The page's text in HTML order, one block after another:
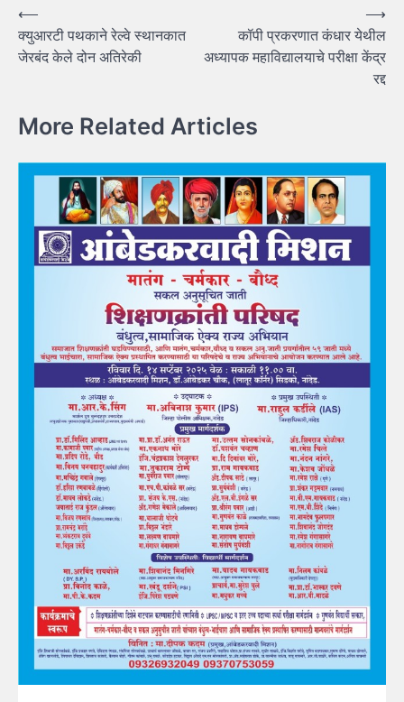
Post
navigation
⟵
क्युआरटी पथकाने रेल्वे स्थानकात
जेरबंद केले दोन अतिरेकी
कॉपी प्रकरणात कंधार येथील
अध्यापक महाविद्यालयाचे परीक्षा केंद्र
रद्द
⟶
More Related Articles